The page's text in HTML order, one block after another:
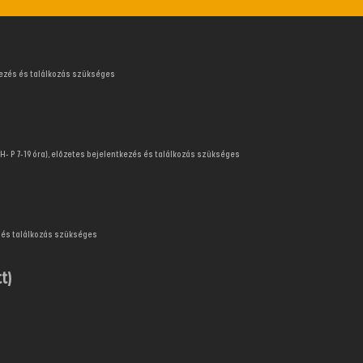
és találkozás szükséges
P 7-19 óra), előzetes bejelentkezés és találkozás szükséges
és találkozás szükséges